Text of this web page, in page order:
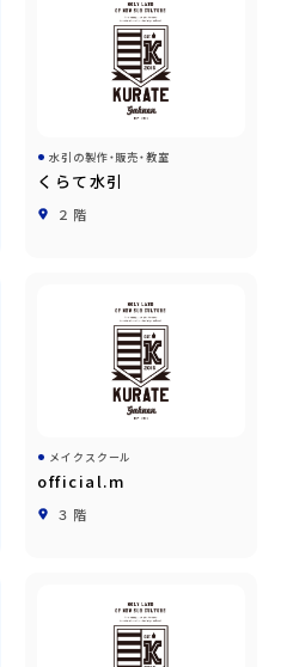
水引の製作・販売・教室
くらて水引
２階
メイクスクール
official.m
３階